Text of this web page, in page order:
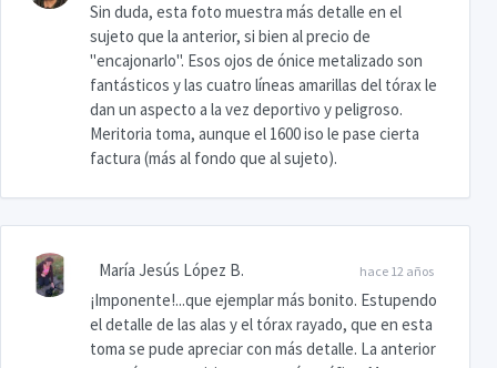
Sin duda, esta foto muestra más detalle en el
sujeto que la anterior, si bien al precio de
"encajonarlo". Esos ojos de ónice metalizado son
fantásticos y las cuatro líneas amarillas del tórax le
dan un aspecto a la vez deportivo y peligroso.
Meritoria toma, aunque el 1600 iso le pase cierta
factura (más al fondo que al sujeto).
hace 12 años
María Jesús López B.
¡Imponente!...que ejemplar más bonito. Estupendo
el detalle de las alas y el tórax rayado, que en esta
toma se pude apreciar con más detalle. La anterior